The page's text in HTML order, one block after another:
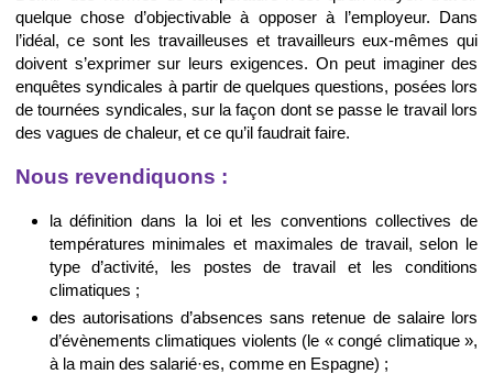
quelque chose d’objectivable à opposer à l’employeur. Dans
l’idéal, ce sont les travailleuses et travailleurs eux-mêmes qui
doivent s’exprimer sur leurs exigences. On peut imaginer des
enquêtes syndicales à partir de quelques questions, posées lors
de tournées syndicales, sur la façon dont se passe le travail lors
des vagues de chaleur, et ce qu’il faudrait faire.
Nous revendiquons :
la définition dans la loi et les conventions collectives de
températures minimales et maximales de travail, selon le
type d’activité, les postes de travail et les conditions
climatiques ;
des autorisations d’absences sans retenue de salaire lors
d’évènements climatiques violents (le « congé climatique »,
à la main des salarié·es, comme en Espagne) ;